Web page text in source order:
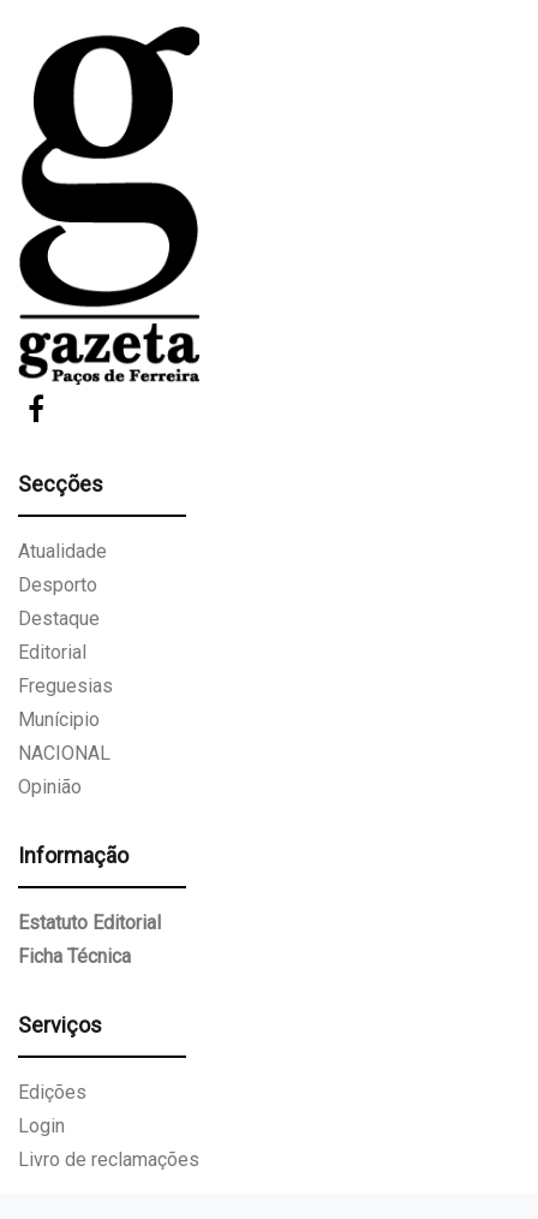
Secções
Atualidade
Desporto
Destaque
Editorial
Freguesias
Munícipio
NACIONAL
Opinião
Informação
Estatuto Editorial
Ficha Técnica
Serviços
Edições
Login
Livro de reclamações